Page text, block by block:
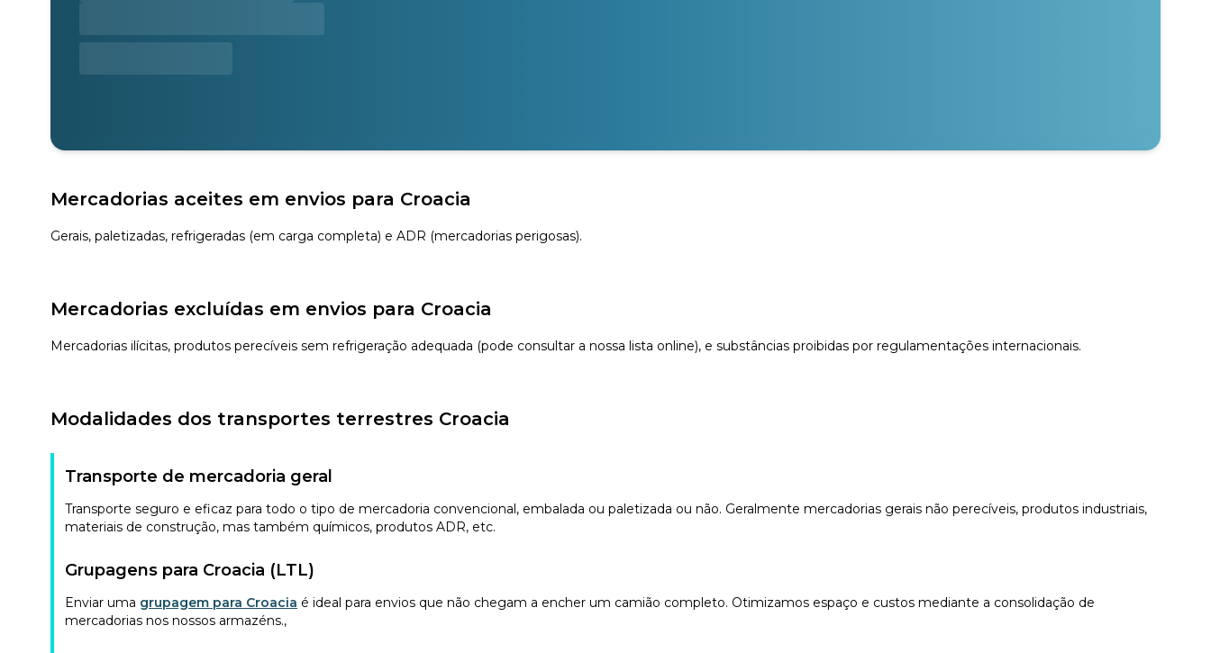
Mercadorias aceites em envios para Croacia
Gerais, paletizadas, refrigeradas (em carga completa) e ADR (mercadorias perigosas).
Mercadorias excluídas em envios para Croacia
Mercadorias ilícitas, produtos perecíveis sem refrigeração adequada (pode consultar a nossa lista online), e substâncias proibidas por regulamentações internacionais.
Modalidades dos transportes terrestres Croacia
Transporte de mercadoria geral
Transporte seguro e eficaz para todo o tipo de mercadoria convencional, embalada ou paletizada ou não. Geralmente mercadorias gerais não perecíveis, produtos industriais,
materiais de construção, mas também químicos, produtos ADR, etc.
Grupagens para Croacia (LTL)
Enviar uma grupagem para Croacia é ideal para envios que não chegam a encher um camião completo. Otimizamos espaço e custos mediante a consolidação de
mercadorias nos nossos armazéns.,